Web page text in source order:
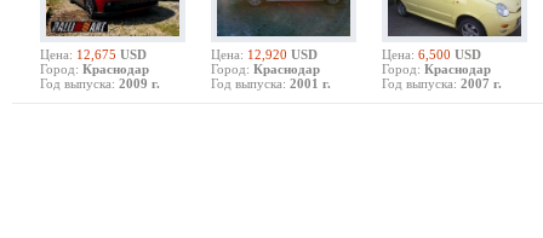
Цена: 12,675 USD
Город: Краснодар
Год выпуска: 2009 г.
Цена: 12,920 USD
Город: Краснодар
Год выпуска: 2001 г.
Цена: 6,500 USD
Город: Краснодар
Год выпуска: 2007 г.